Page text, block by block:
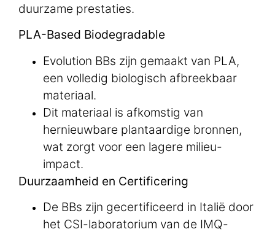
duurzame prestaties.
PLA-Based Biodegradable
Evolution BBs zijn gemaakt van PLA,
een volledig biologisch afbreekbaar
materiaal.
Dit materiaal is afkomstig van
hernieuwbare plantaardige bronnen,
wat zorgt voor een lagere milieu-
impact.
Duurzaamheid en Certificering
De BBs zijn gecertificeerd in Italië door
het CSI-laboratorium van de IMQ-